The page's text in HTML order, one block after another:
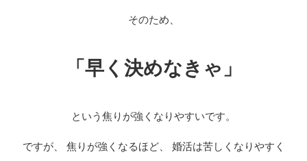
そのため、
「早く決めなきゃ」
という焦りが強くなりやすいです。
ですが、 焦りが強くなるほど、 婚活は苦しくなりやすく